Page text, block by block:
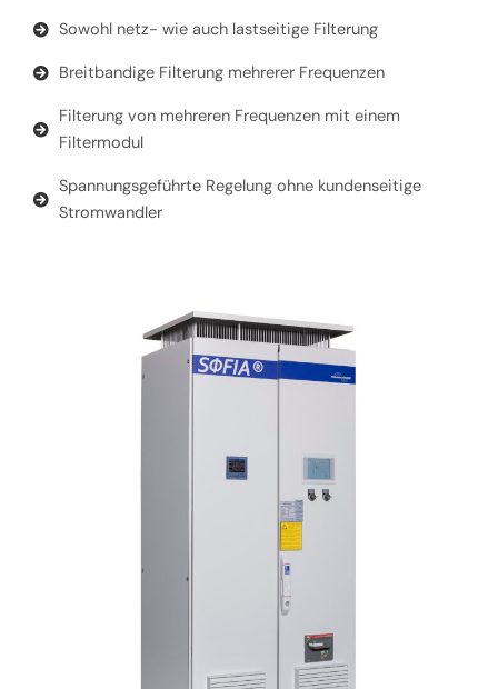
Sowohl netz- wie auch lastseitige Filterung
Breitbandige Filterung mehrerer Frequenzen
Filterung von mehreren Frequenzen mit einem
Filtermodul
Spannungsgeführte Regelung ohne kundenseitige
Stromwandler